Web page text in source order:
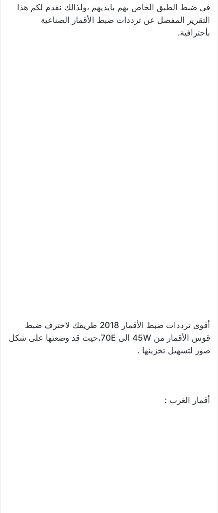
فى ضبط الطبق الخاص بهم بايديهم ،ولذالك نقدم لكم هذا
التقرير المفصل عن ترددات ضبط الأقمار الصناعية
بأحترافية.
أقوى ترددات ضبط الأقمار 2018 طريقك لاحترف ضبط
قوس الأقمار من 45W الى 70E،حيث قد وضعتها على شكل
صور لتسهيل تخزينها .
أقمار الغرب :